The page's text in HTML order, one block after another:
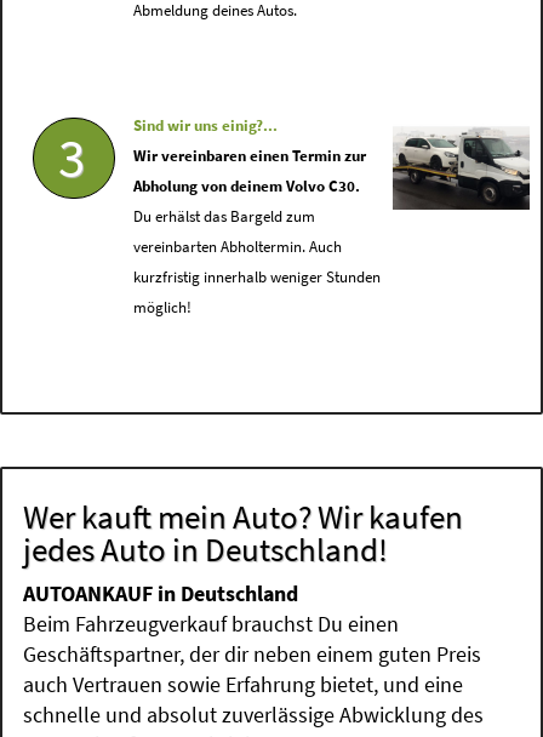
Abmeldung deines Autos.
3
Sind wir uns einig?...
Wir vereinbaren einen Termin zur
Abholung von deinem Volvo C30.
Du erhälst das Bargeld zum
vereinbarten Abholtermin. Auch
kurzfristig innerhalb weniger Stunden
möglich!
Wer kauft mein Auto? Wir kaufen
jedes Auto in Deutschland!
AUTOANKAUF in Deutschland
Beim Fahrzeugverkauf brauchst Du einen
Geschäftspartner, der dir neben einem guten Preis
auch Vertrauen sowie Erfahrung bietet, und eine
schnelle und absolut zuverlässige Abwicklung des